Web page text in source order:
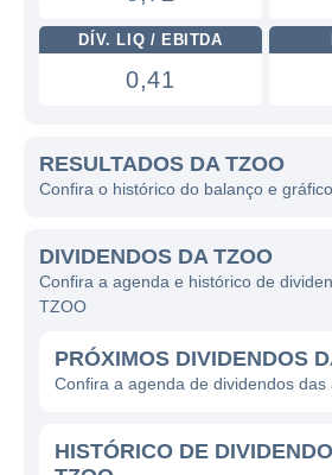
DÍV. LIQ / EBITDA
0,41
RESULTADOS DA TZOO
Confira o histórico do balanço e
DIVIDENDOS DA TZOO
Confira a agenda e histórico de
TZOO
PRÓXIMOS DIVIDENDOS
Confira a agenda de dividendos das
HISTÓRICO DE